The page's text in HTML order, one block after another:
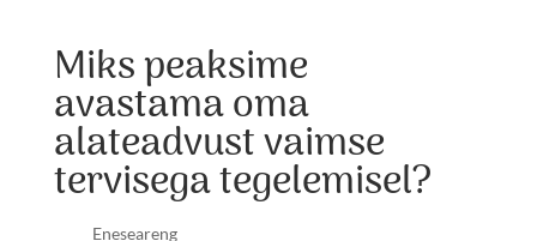
Miks peaksime
avastama oma
alateadvust vaimse
tervisega tegelemisel?